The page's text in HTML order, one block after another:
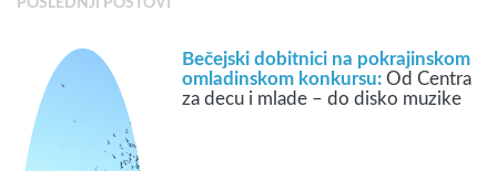
POSLEDNJI POSTOVI
Bečejski dobitnici na pokrajinskom
omladinskom konkursu:Od Centra
za decu i mlade – do disko muzike